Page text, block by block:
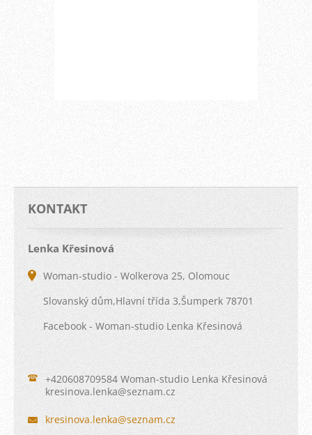
KONTAKT
Lenka Křesinová
Woman-studio - Wolkerova 25, Olomouc
Slovanský dům,Hlavní třída 3,Šumperk 78701
Facebook - Woman-studio Lenka Křesinová
+420608709584 Woman-studio Lenka Křesinová
kresinova.lenka@seznam.cz
kresinova.lenka@seznam.cz